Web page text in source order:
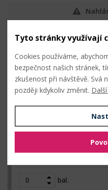
Hromadný nákup
Stříbrná
bal.
45Kč s DPH /bal. (10 m)
Tyto stránky využívají
Cookies používáme,
bezpečnost našich stránek,
zkušenost při návštěvě. Svá
později kdykoliv změnit.